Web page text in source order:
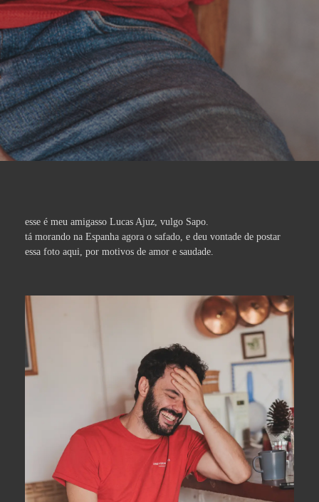
esse é meu amigasso Lucas Ajuz, vulgo Sapo.
tá morando na Espanha agora o safado, e deu vontade de postar
essa foto aqui, por motivos de amor e saudade.